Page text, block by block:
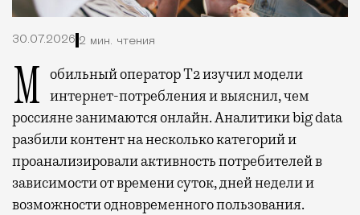
30.07.2026 2 мин. чтения
Мобильный оператор Т2 изучил модели интернет-потребления и выяснил, чем
россияне занимаются онлайн. Аналитики big data
разбили контент на несколько категорий и
проанализировали активность потребителей в
зависимости от времени суток, дней недели и
возможности одновременного пользования.